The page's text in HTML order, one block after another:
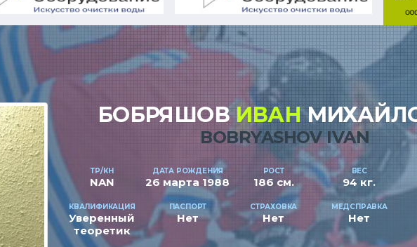
БОБРЯШОВИВАН
BOBRYASHOV IVAN
ТР/КН
NAN
ДАТА РОЖДЕНИЯ
26 марта 1988
РОСТ
186 см.
ВЕС
94 кг.
КВАЛИФИКАЦИЯ
Уверенный
теоретик
ПАСПОРТ
Нет
СТРАХОВКА
Нет
МЕДСПРАВКА
Нет